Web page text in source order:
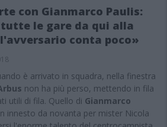
con Gianmarco Paulis:
le gare da qui alla
conta poco»
è arrivato in squadra, nella finestra
non ha più perso, mettendo in fila
utili di fila. Quello di Gianmarco
innesto da novanta per mister Nicola